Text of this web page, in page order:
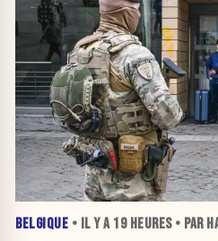
BELGIQUE • IL Y A 19 HEURES• PAR